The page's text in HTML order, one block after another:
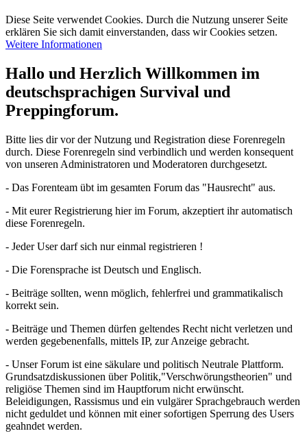
Diese Seite verwendet Cookies. Durch die Nutzung unserer Seite
erklären Sie sich damit einverstanden, dass wir Cookies setzen.
Weitere Informationen
Hallo und Herzlich Willkommen im
deutschsprachigen Survival und
Preppingforum.
Bitte lies dir vor der Nutzung und Registration diese Forenregeln
durch. Diese Forenregeln sind verbindlich und werden konsequent
von unseren Administratoren und Moderatoren durchgesetzt.
- Das Forenteam übt im gesamten Forum das "Hausrecht" aus.
- Mit eurer Registrierung hier im Forum, akzeptiert ihr automatisch
diese Forenregeln.
- Jeder User darf sich nur einmal registrieren !
- Die Forensprache ist Deutsch und Englisch.
- Beiträge sollten, wenn möglich, fehlerfrei und grammatikalisch
korrekt sein.
- Beiträge und Themen dürfen geltendes Recht nicht verletzen und
werden gegebenenfalls, mittels IP, zur Anzeige gebracht.
- Unser Forum ist eine säkulare und politisch Neutrale Plattform.
Grundsatzdiskussionen über Politik,"Verschwörungstheorien" und
religiöse Themen sind im Hauptforum nicht erwünscht.
Beleidigungen, Rassismus und ein vulgärer Sprachgebrauch werden
nicht geduldet und können mit einer sofortigen Sperrung des Users
geahndet werden.